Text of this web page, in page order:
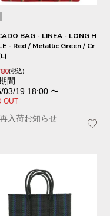
BAG - LINEA - LONG H
- Red / Metallic Green / Cr
税込
間
03/19 18:00 〜
OUT
再入荷お知らせ